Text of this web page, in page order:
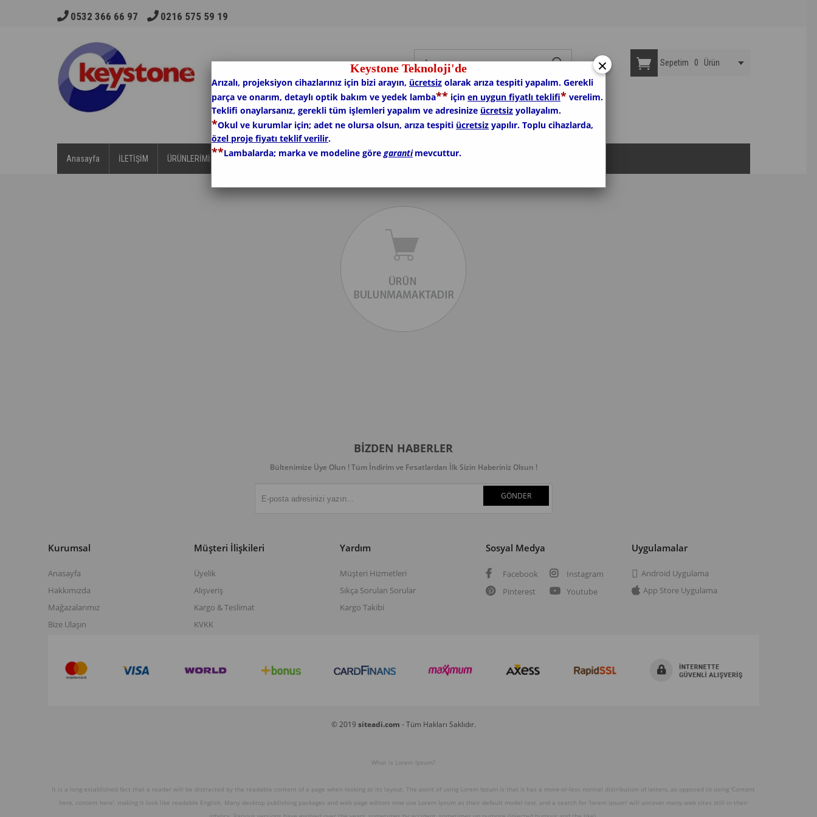
0532 366 66 97 0216 575 59 19
Sepetim 0 Ürün
Anasayfa İLETİŞİM ÜRÜNLERİMİZ
BIZDEN HABERLER
Bültenimize Üye Olun ! Tüm İndirim ve Fırsatlardan İlk Sizin Haberiniz Olsun !
GÖNDER
Kurumsal
Anasayfa
Hakkımızda
Mağazalarımız
Bize Ulaşın
Müşteri İlişkileri
Üyelik
Alışveriş
Kargo & Teslimat
KVKK
Yardım
Müşteri Hizmetleri
Sıkça Sorulan Sorular
Kargo Takibi
Sosyal Medya
Facebook
Instagram
Pinterest
Youtube
Uygulamalar
Android Uygulama
App Store Uygulama
© 2019 siteadi.com - Tüm Hakları Saklıdır.
What is Lorem Ipsum?
It is a long established fact that a reader will be distracted by the readable content of a page when looking at its layout. The point of using Lorem Ipsum is that it has a more-or-less normal distribution of letters, as opposed to using 'Content
here, content here', making it look like readable English. Many desktop publishing packages and web page editors now use Lorem Ipsum as their default model text, and a search for 'lorem ipsum' will uncover many web sites still in their
×
Keystone Teknoloji'de
Arızalı, projeksiyon cihazlarınız için bizi arayın, ücretsiz olarak arıza tespiti yapalım. Gerekli
parça ve onarım, detaylı optik bakım ve yedek lamba** için en uygun fiyatlı teklifi* verelim.
Teklifi onaylarsanız, gerekli tüm işlemleri yapalım ve adresinize ücretsiz yollayalım.
*Okul ve kurumlar için; adet ne olursa olsun, arıza tespiti ücretsiz yapılır. Toplu cihazlarda,
özel proje fiyatı teklif verilir.
**Lambalarda; marka ve modeline göre garanti mevcuttur.